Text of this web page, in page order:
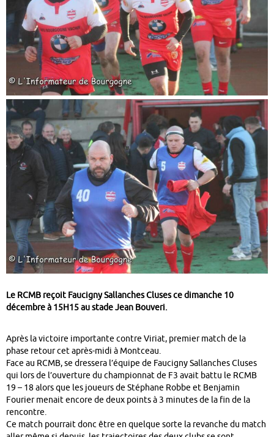
Le RCMB reçoit Faucigny Sallanches Cluses ce dimanche 10
décembre à 15H15 au stade Jean Bouveri.
Après la victoire importante contre Viriat, premier match de la
phase retour cet après-midi à Montceau.
Face au RCMB, se dressera l’équipe de Faucigny Sallanches Cluses
qui lors de l’ouverture du championnat de F3 avait battu le RCMB
19 – 18 alors que les joueurs de Stéphane Robbe et Benjamin
Fourier menait encore de deux points à 3 minutes de la fin de la
rencontre.
Ce match pourrait donc être en quelque sorte la revanche du match